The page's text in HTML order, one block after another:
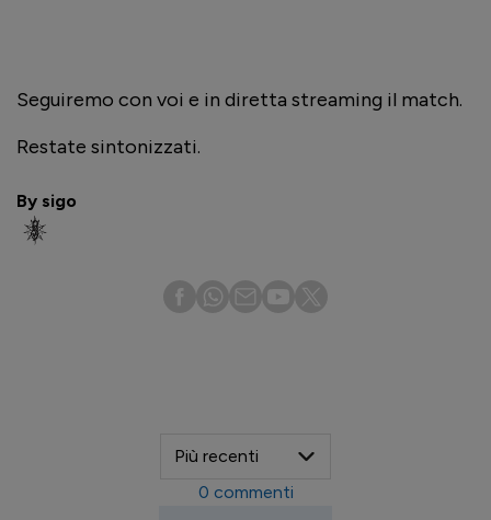
Seguiremo con voi e in diretta streaming il match.
Restate sintonizzati.
By sigo
0 commenti